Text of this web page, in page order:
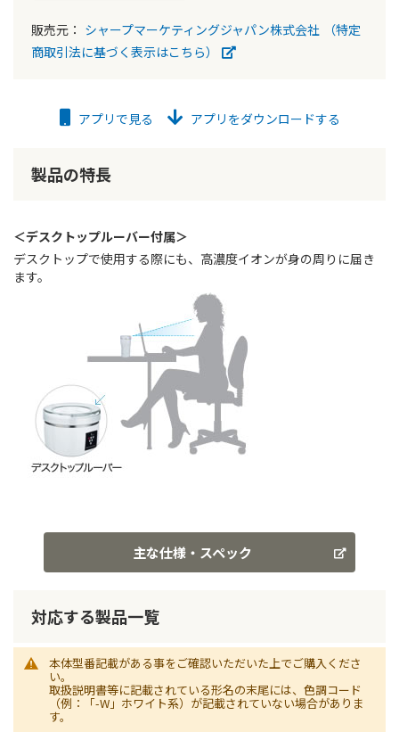
販売元： シャープマーケティングジャパン株式会社
（特定
商取引法に基づく表示はこちら）
アプリで見る アプリをダウンロードする
製品の特長
＜デスクトップルーバー付属＞
デスクトップで使用する際にも、高濃度イオンが身の周りに届き
ます。
主な仕様・スペック
対応する製品一覧
本体型番記載がある事をご確認いただいた上でご購入くださ
い。
取扱説明書等に記載されている形名の末尾には、色調コード
（例：「-W」ホワイト系）が記載されていない場合がありま
す。